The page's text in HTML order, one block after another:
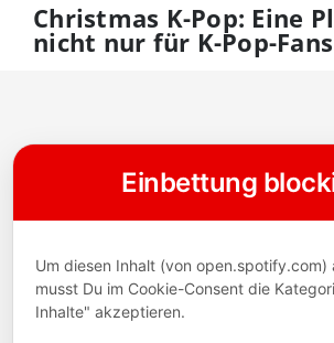
Christmas K-Pop: Eine
nicht nur für K-Pop-Fans